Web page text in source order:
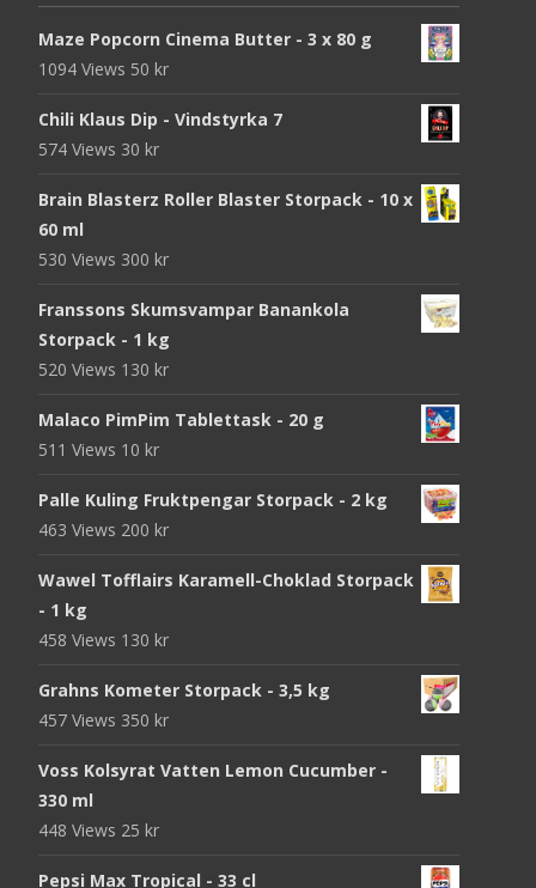
Maze Popcorn Cinema Butter - 3 x 80 g
1094 Views 50 kr
Chili Klaus Dip - Vindstyrka 7
574 Views 30 kr
Brain Blasterz Roller Blaster Storpack - 10 x
60 ml
530 Views 300 kr
Franssons Skumsvampar Banankola
Storpack - 1 kg
520 Views 130 kr
Malaco PimPim Tablettask - 20 g
511 Views 10 kr
Palle Kuling Fruktpengar Storpack - 2 kg
463 Views 200 kr
Wawel Tofflairs Karamell-Choklad Storpack
- 1 kg
458 Views 130 kr
Grahns Kometer Storpack - 3,5 kg
457 Views 350 kr
Voss Kolsyrat Vatten Lemon Cucumber -
330 ml
448 Views 25 kr
Pepsi Max Tropical - 33 cl